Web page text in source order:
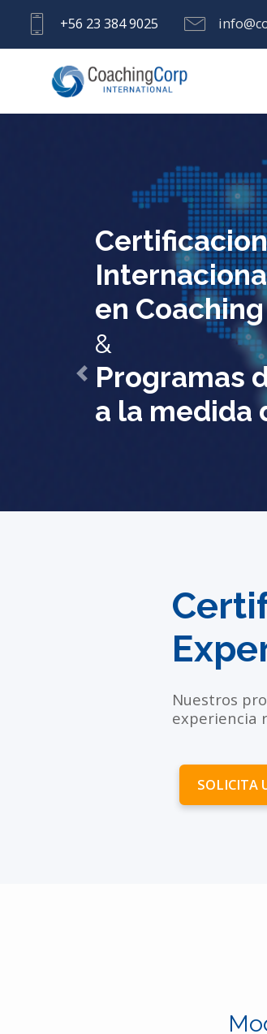
+56 23 384 9025
Previous
en
&
Programas
a la medida
Nuestros
experiencia
SOLICITA